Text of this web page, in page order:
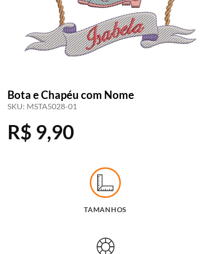
Bota e Chapéu com Nome
SKU: MSTA5028-01
R$ 9,90
TAMANHOS